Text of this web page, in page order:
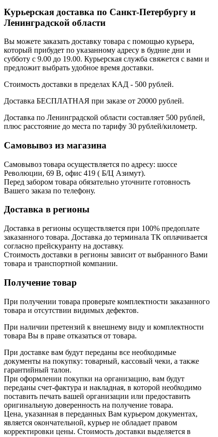
Курьерская доставка по Санкт-Петербургу и
Ленинградской области
Вы можете заказать доставку товара с помощью курьера,
который прибудет по указанному адресу в будние дни и
субботу с 9.00 до 19.00. Курьерская служба свяжется с вами и
предложит выбрать удобное время доставки.
Стоимость доставки в пределах КАД - 500 рублей.
Доставка БЕСПЛАТНАЯ при заказе от 20000 рублей.
Доставка по Ленинградской области составляет 500 рублей,
плюс расстояние до места по тарифу 30 рублей/километр.
Самовывоз из магазина
Самовывоз товара осуществляется по адресу: шоссе
Революции, 69 В, офис 419 ( Б/Ц Азимут).
Перед забором товара обязательно уточните готовность
Вашего заказа по телефону.
Доставка в регионы
Доставка в регионы осуществляется при 100% предоплате
заказанного товара. Доставка до терминала ТК оплачивается
согласно прейскуранту на доставку.
Стоимость доставки в регионы зависит от выбранного Вами
товара и транспортной компании.
Получение товар
При получении товара проверьте комплектности заказанного
товара и отсутствии видимых дефектов.
При наличии претензий к внешнему виду и комплектности
товара Вы в праве отказаться от товара.
При доставке вам будут переданы все необходимые
документы на покупку: товарный, кассовый чеки, а также
гарантийный талон.
При оформлении покупки на организацию, вам будут
переданы счет-фактура и накладная, в которой необходимо
поставить печать вашей организации или предоставить
оригинальную доверенность на получение товара.
Цена, указанная в переданных Вам курьером документах,
является окончательной, курьер не обладает правом
корректировки цены. Стоимость доставки выделяется в